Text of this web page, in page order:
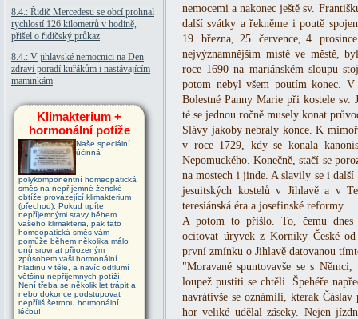
8.4.: Řidič Mercedesu se obcí prohnal
rychlostí 126 kilometrů v hodině,
přišel o řidičský průkaz
8.4.: V jihlavské nemocnici na Den
zdraví poradí kuřákům i nastávajícím
maminkám
Klimakterium +
hormonální potíže
Naše speciální
účinná
polykomponentní homeopatická
směs na nepříjemné ženské
obtíže provázející klimakterium
(přechod). Pokud trpíte
nepříjemnými stavy během
vašeho klimakteria, pak tato
homeopatická směs vám
pomůže během několika málo
dnů srovnat přirozeným
způsobem vaši hormonální
hladinu v těle, a navíc odtlumí
většinu nepříjemných potíží.
Není třeba se několik let trápit a
nebo dokonce podstupovat
nepříliš šetrnou hormonální
léčbu!
nemocemi a nakonec ještě sv.
další svátky a řekněme i poutě
19. března, 25. července, 4.
nejvýznamnějším místě ve městě,
roce 1690 na mariánském sloupu
potom nebyl všem poutím konec.
Bolestné Panny Marie při kostele sv.
té se jednou ročně musely konat
Slávy jakoby nebraly konce. K
v roce 1729, kdy se konala
Nepomuckého. Konečně, stačí se
na mostech i jinde. A slavily se i další
jesuitských kostelů v Jihlavě a v
teresiánská éra a josefinské reformy.
A potom to přišlo. To, čemu dnes
ocitovat úryvek z Korniky České
první zmínku o Jihlavě datovanou
"Moravané spuntovavše se s
loupež pustiti se chtěli. Špehéře
navrátivše se oznámili, kterak
hor veliké udělal záseky. Nejen